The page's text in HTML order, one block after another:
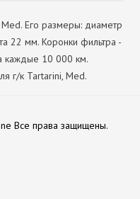
Его размеры: диаметр
22 мм. Коронки фильтра -
каждые 10 000 км.
г/к Tartarini, Med.
Все права защищены.